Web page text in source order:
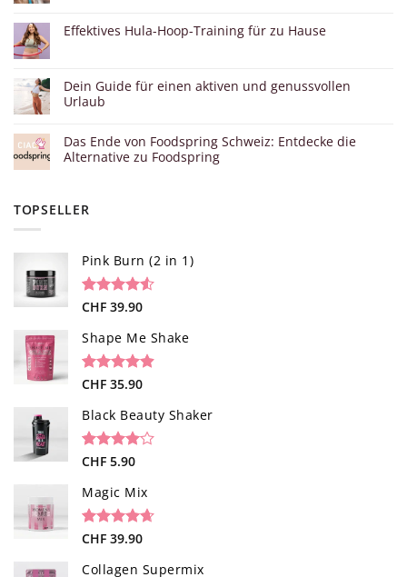
Effektives Hula-Hoop-Training für zu Hause
Dein Guide für einen aktiven und genussvollen
Urlaub
Das Ende von Foodspring Schweiz: Entdecke die
Alternative zu Foodspring
TOPSELLER
Pink Burn (2 in 1)
Bewertet
von 5,
basierend
auf
96
Kundenbewertungen
CHF 39.90
Shape Me Shake
Bewertet
von 5,
auf
40
Kundenbewertungen
CHF 35.90
Black Beauty Shaker
Bewertet
von 5,
basierend
auf
1
Kundenbewertung
CHF 5.90
Magic Mix
Bewertet
von 5,
34
CHF 39.90
Collagen Supermix